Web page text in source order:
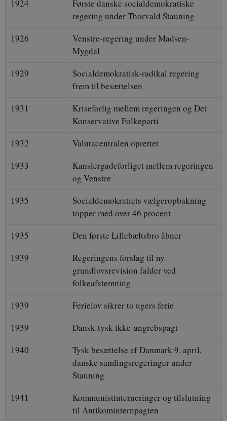
1924
Første danske socialdemokratiske
regering under Thorvald Stauning
1926
Venstre-regering under Madsen-
Mygdal
1929
Socialdemokratisk-radikal regering
frem til besættelsen
1931
Kriseforlig mellem regeringen og Det
Konservative Folkeparti
1932
Valutacentralen oprettet
1933
Kanslergadeforliget mellem regeringen
og Venstre
1935
Socialdemokratiets vælgeropbakning
topper med over 46 procent
1935
Den første Lillebæltsbro åbner
1939
Regeringens forslag til ny
grundlovsrevision falder ved
folkeafstemning
1939
Ferielov sikrer to ugers ferie
1939
Dansk-tysk ikke-angrebspagt
1940
Tysk besættelse af Danmark 9. april,
danske samlingsregeringer under
Stauning
1941
Kommunistinterneringer og tilslutning
til Antikominternpagten